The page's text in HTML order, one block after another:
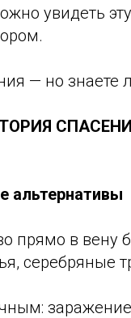
увидеть
— но знаете
альтернативы
прямо в
серебряные